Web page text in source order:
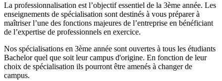
La professionnalisation est l’objectif essentiel de la 3ème année. Les
enseignements de spécialisation sont destinés à vous préparer à
maîtriser l’une des fonctions majeures de l’entreprise en bénéficiant
de l’expertise de professionnels en exercice.
Nos spécialisations en 3ème année sont ouvertes à tous les étudiants
Bachelor quel que soit leur campus d'origine. En fonction de leur
choix de spécialisation ils pourront être amenés à changer de
campus.